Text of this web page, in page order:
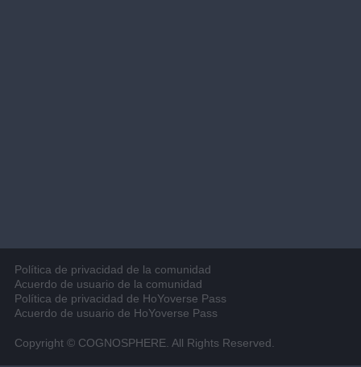
Política de privacidad de la comunidad
Acuerdo de usuario de la comunidad
Política de privacidad de HoYoverse Pass
Acuerdo de usuario de HoYoverse Pass
Copyright © COGNOSPHERE. All Rights Reserved.